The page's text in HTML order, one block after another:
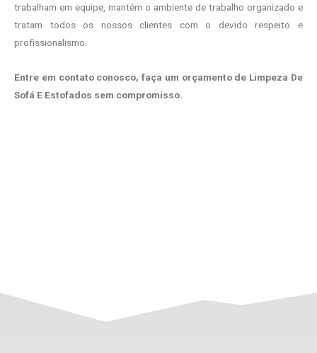
trabalham em equipe, mantém o ambiente de trabalho organizado e
tratam todos os nossos clientes com o devido respeito e
profissionalismo.
Entre em contato conosco, faça um orçamento de Limpeza De
Sofá E Estofados sem compromisso.